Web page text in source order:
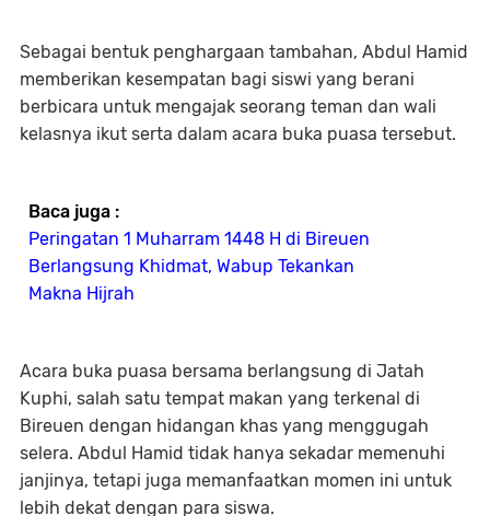
Sebagai bentuk penghargaan tambahan, Abdul Hamid
memberikan kesempatan bagi siswi yang berani
berbicara untuk mengajak seorang teman dan wali
kelasnya ikut serta dalam acara buka puasa tersebut.
Baca juga :
Peringatan 1 Muharram 1448 H di Bireuen
Berlangsung Khidmat, Wabup Tekankan
Makna Hijrah
Acara buka puasa bersama berlangsung di Jatah
Kuphi, salah satu tempat makan yang terkenal di
Bireuen dengan hidangan khas yang menggugah
selera. Abdul Hamid tidak hanya sekadar memenuhi
janjinya, tetapi juga memanfaatkan momen ini untuk
lebih dekat dengan para siswa.